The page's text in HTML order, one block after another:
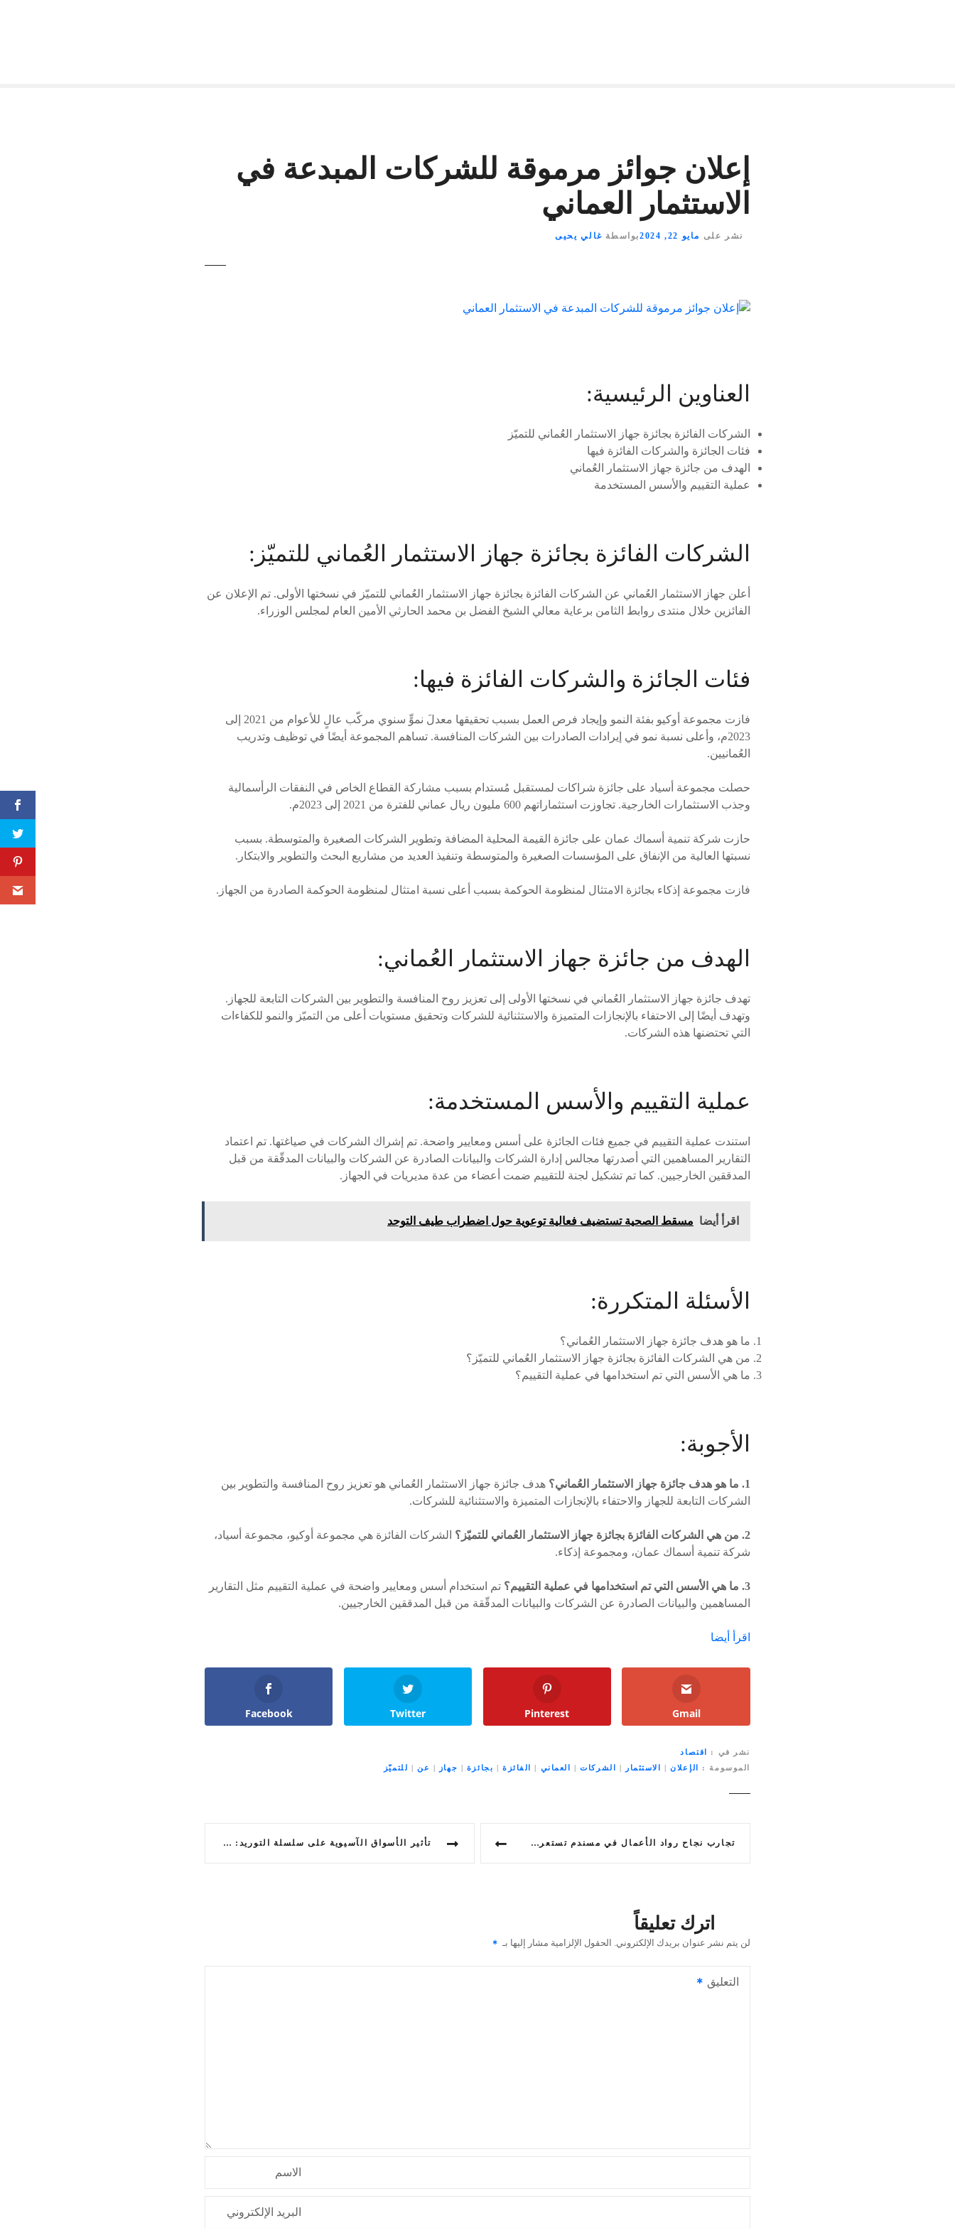
إعلان جوائز مرموقة للشركات المبدعة في
الاستثمار العماني
نشر على مايو 22, 2024 بواسطة غالي يحيى
العناوين الرئيسية:
الشركات الفائزة بجائزة جهاز الاستثمار العُماني للتميّز
فئات الجائزة والشركات الفائزة فيها
الهدف من جائزة جهاز الاستثمار العُماني
عملية التقييم والأسس المستخدمة
الشركات الفائزة بجائزة جهاز الاستثمار العُماني للتميّز:
أعلن جهاز الاستثمار العُماني عن الشركات الفائزة بجائزة جهاز الاستثمار العُماني للتميّز في نسختها الأولى. تم الإعلان عن
الفائزين خلال منتدى روابط الثامن برعاية معالي الشيخ الفضل بن محمد الحارثي الأمين العام لمجلس الوزراء.
فئات الجائزة والشركات الفائزة فيها:
فازت مجموعة أوكيو بفئة النمو وإيجاد فرص العمل بسبب تحقيقها معدلَ نموٍّ سنوي مركّب عالٍ للأعوام من 2021 إلى
2023م، وأعلى نسبة نمو في إيرادات الصادرات بين الشركات المنافسة. تساهم المجموعة أيضًا في توظيف وتدريب
العُمانيين.
حصلت مجموعة أسياد على جائزة شراكات لمستقبل مُستدام بسبب مشاركة القطاع الخاص في النفقات الرأسمالية
وجذب الاستثمارات الخارجية. تجاوزت استثماراتهم 600 مليون ريال عماني للفترة من 2021 إلى 2023م.
حازت شركة تنمية أسماك عمان على جائزة القيمة المحلية المضافة وتطوير الشركات الصغيرة والمتوسطة. بسبب
نسبتها العالية من الإنفاق على المؤسسات الصغيرة والمتوسطة وتنفيذ العديد من مشاريع البحث والتطوير والابتكار.
فازت مجموعة إذكاء بجائزة الامتثال لمنظومة الحوكمة بسبب أعلى نسبة امتثال لمنظومة الحوكمة الصادرة من الجهاز.
الهدف من جائزة جهاز الاستثمار العُماني:
تهدف جائزة جهاز الاستثمار العُماني في نسختها الأولى إلى تعزيز روح المنافسة والتطوير بين الشركات التابعة للجهاز.
وتهدف أيضًا إلى الاحتفاء بالإنجازات المتميزة والاستثنائية للشركات وتحقيق مستويات أعلى من التميّز والنمو للكفاءات
التي تحتضنها هذه الشركات.
عملية التقييم والأسس المستخدمة:
استندت عملية التقييم في جميع فئات الجائزة على أسس ومعايير واضحة. تم إشراك الشركات في صياغتها. تم اعتماد
التقارير المساهمين التي أصدرتها مجالس إدارة الشركات والبيانات الصادرة عن الشركات والبيانات المدقّقة من قبل
المدققين الخارجيين. كما تم تشكيل لجنة للتقييم ضمت أعضاء من عدة مديريات في الجهاز.
اقرأ أيضا مسقط الصحية تستضيف فعالية توعوية حول اضطراب طيف التوحد
الأسئلة المتكررة:
ما هو هدف جائزة جهاز الاستثمار العُماني؟
من هي الشركات الفائزة بجائزة جهاز الاستثمار العُماني للتميّز؟
ما هي الأسس التي تم استخدامها في عملية التقييم؟
الأجوبة:
1. ما هو هدف جائزة جهاز الاستثمار العُماني؟
هدف جائزة جهاز الاستثمار العُماني هو تعزيز روح المنافسة والتطوير بين
الشركات التابعة للجهاز والاحتفاء بالإنجازات المتميزة والاستثنائية للشركات.
2. من هي الشركات الفائزة بجائزة جهاز الاستثمار العُماني للتميّز؟
الشركات الفائزة هي مجموعة أوكيو، مجموعة أسياد،
شركة تنمية أسماك عمان، ومجموعة إذكاء.
3. ما هي الأسس التي تم استخدامها في عملية التقييم؟
تم استخدام أسس ومعايير واضحة في عملية التقييم مثل التقارير
المساهمين والبيانات الصادرة عن الشركات والبيانات المدقّقة من قبل المدققين الخارجيين.
اقرأ أيضا
Facebook Twitter Pinterest Gmail
نشر في
اقتصاد
الموسومة
الإعلان| الاستثمار | الشركات| العماني | الفائزة | بجائزة | جهاز | عن | للتميّز
ا
تجارب نجاح رواد الأعمال في مسندم تستعرض في أمسية ريادية تأثير الأسواق الآسيوية على سلسلة التوريد: جلسة نقاشية تنظمها البنك الوطني العماني
اترك تعليقاً
لن يتم نشر عنوان بريدك الإلكتروني. الحقول الإلزامية مشار إليها بـ
التعليق
الاسم
البريد الإلكتروني